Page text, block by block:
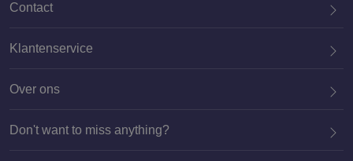
Contact
020 659 3444
Klantenservice
Over ons
Don't want to miss anything?